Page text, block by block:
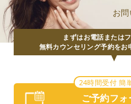
お
まずはお電話または
無料カウンセリング予約をお
24時間受付 簡
ご予約フォ